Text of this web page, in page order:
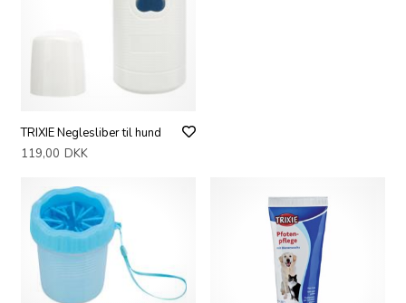
TRIXIE Neglesliber til hund
119,00 DKK